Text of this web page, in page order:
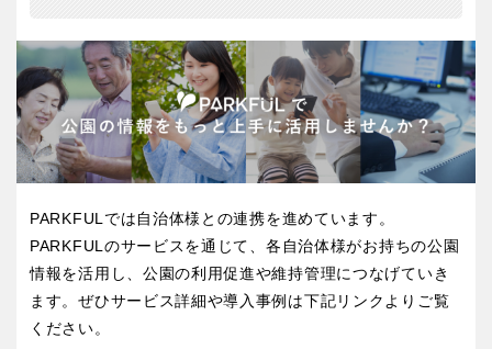
PARKFULでは自治体様との連携を進めています。
PARKFULのサービスを通じて、各自治体様がお持ちの公園
情報を活用し、公園の利用促進や維持管理につなげていき
ます。ぜひサービス詳細や導入事例は下記リンクよりご覧
ください。